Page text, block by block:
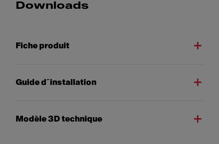
Downloads
Fiche produit
Guide d´installation
Modèle 3D technique